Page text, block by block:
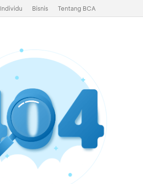
Individu Bisnis Tentang BCA